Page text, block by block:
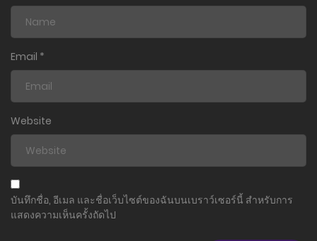
Email *
Website
บันทึกชื่อ, อีเมล และชื่อเว็บไซต์ของฉันบนเบราว์เซอร์นี้ สำหรับการ
แสดงความเห็นครั้งถัดไป